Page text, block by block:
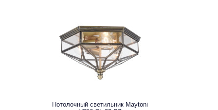
Потолочный светильник Maytoni